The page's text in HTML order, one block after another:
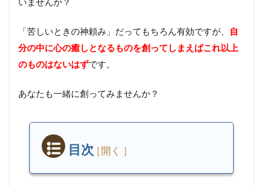
「苦しいときの神頼み」だってもちろん有効ですが、
自
分の中に心の癒しとなるものを創ってしまえばこれ以上
のものはないはずです。
あなたも一緒に創ってみませんか？
目次
実は